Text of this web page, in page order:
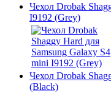
Чехол Drobak
I9192 (Grey)
Чехол Drobak
(Black)